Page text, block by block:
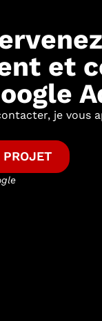
et
je vous
PROJET